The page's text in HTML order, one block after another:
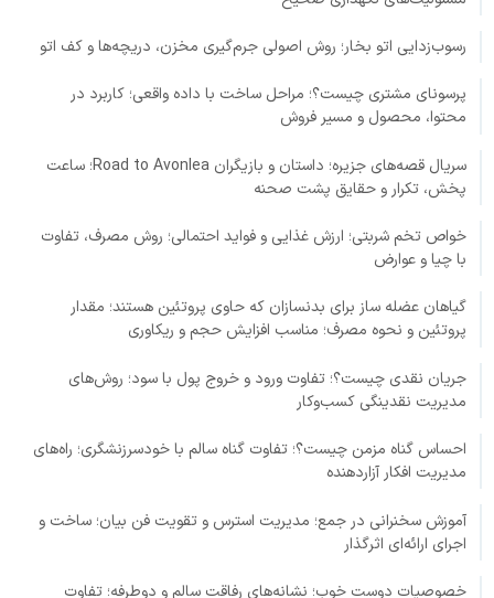
رسوب‌زدایی اتو بخار؛ روش اصولی جرم‌گیری مخزن، دریچه‌ها و کف اتو
پرسونای مشتری چیست؟؛ مراحل ساخت با داده واقعی؛ کاربرد در
محتوا، محصول و مسیر فروش
سریال قصه‌های جزیره؛ داستان و بازیگران Road to Avonlea؛ ساعت
پخش، تکرار و حقایق پشت صحنه
خواص تخم شربتی؛ ارزش غذایی و فواید احتمالی؛ روش مصرف، تفاوت
با چیا و عوارض
گیاهان عضله ساز برای بدنسازان که حاوی پروتئین هستند؛ مقدار
پروتئین و نحوه مصرف؛ مناسب افزایش حجم و ریکاوری
جریان نقدی چیست؟؛ تفاوت ورود و خروج پول با سود؛ روش‌های
مدیریت نقدینگی کسب‌وکار
احساس گناه مزمن چیست؟؛ تفاوت گناه سالم با خودسرزنشگری؛ راه‌های
مدیریت افکار آزاردهنده
آموزش سخنرانی در جمع؛ مدیریت استرس و تقویت فن بیان؛ ساخت و
اجرای ارائه‌ای اثرگذار
خصوصیات دوست خوب؛ نشانه‌های رفاقت سالم و دوطرفه؛ تفاوت